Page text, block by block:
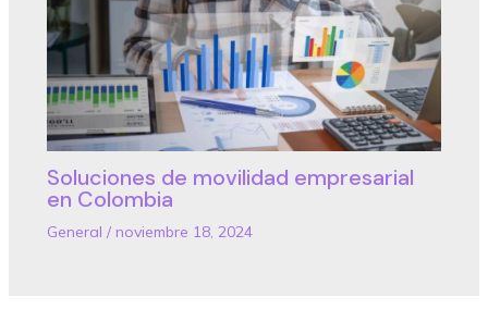
Soluciones de movilidad empresarial
en Colombia
General / noviembre 18, 2024